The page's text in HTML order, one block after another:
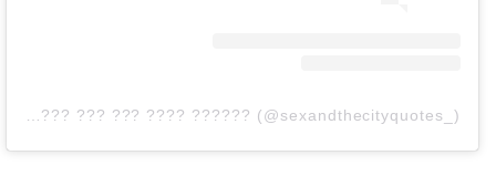
A post shared by ??? ??? ??? ???? ?????? (@sexandthecityquotes_)